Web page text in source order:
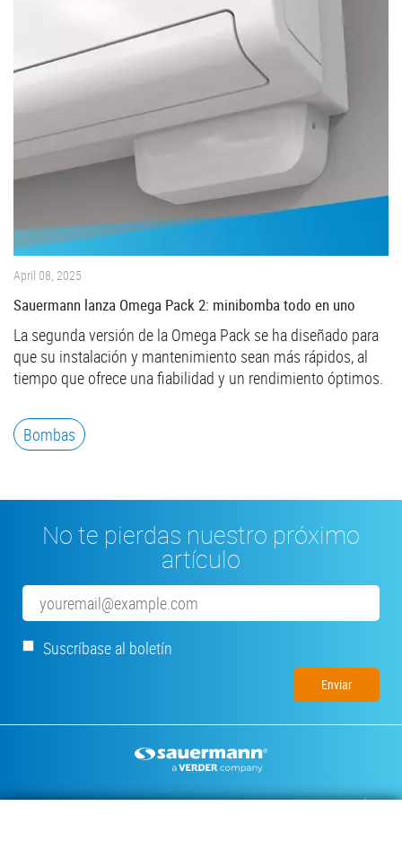
April 08, 2025
Sauermann lanza Omega Pack 2: minibomba todo en uno
La segunda versión de la Omega Pack se ha diseñado para
que su instalación y mantenimiento sean más rápidos, al
tiempo que ofrece una fiabilidad y un rendimiento óptimos.
Bombas
No te pierdas nuestro próximo
artículo
Email
Suscríbase al boletín
Footer
BOMBAS DE CONDENSADOS
INSTRUMENTOS DE MEDICIÓN